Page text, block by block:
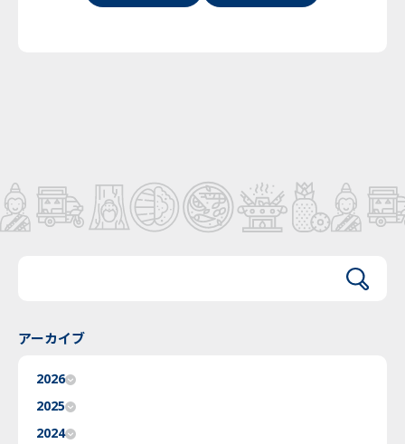
アーカイブ
2026
2025
2024